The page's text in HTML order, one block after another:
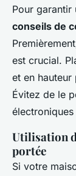
Pour garantir
conseils de
est crucial.
et en
Évitez de le
Utilisation
portée
Si votre